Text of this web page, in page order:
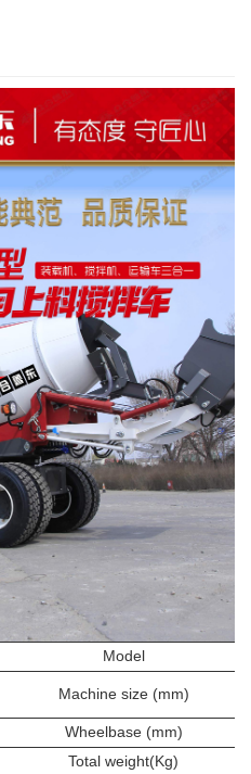
Model
Machine size (mm)
Wheelbase (mm)
Total weight(Kg)